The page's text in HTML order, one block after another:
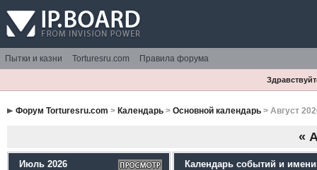
Пытки и казни Torturesru.com Правила форума
Форум Torturesru.com > Календарь> Основной календарь> Август
«
Июль 2026 Календарь событий и